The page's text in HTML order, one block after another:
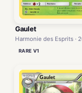
Gaulet
Harmonie des Esprits ·
RARE V1